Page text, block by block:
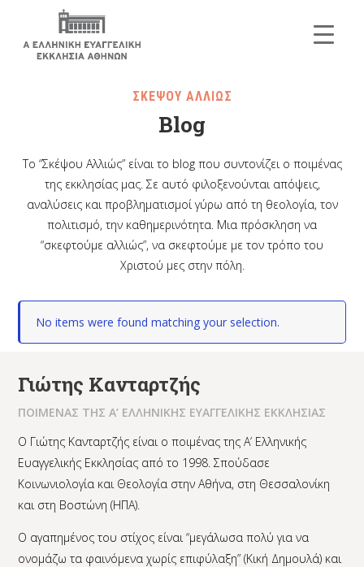
ΣΚΕΨΟΥ ΑΛΛΙΩΣ
Blog
Το “Σκέψου Αλλιώς” είναι το blog που συντονίζει ο ποιμένας
της εκκλησίας μας. Σε αυτό φιλοξενούνται απόψεις,
αναλύσεις και προβληματισμοί γύρω από τη θεολογία, τον
πολιτισμό, την καθημερινότητα. Μια πρόσκληση να
“σκεφτούμε αλλιώς”, να σκεφτούμε με τον τρόπο του
Χριστού μες στην πόλη.
No items were found matching your selection.
Γιώτης Κανταρτζής
ΠΟΙΜΕΝΑΣ ΤΗΣ Α’ ΕΛΛΗΝΙΚΗΣ ΕΥΑΓΓΕΛΙΚΗΣ ΕΚΚΛΗΣΙΑΣ
Ο Γιώτης Κανταρτζής είναι ο ποιμένας της Α’ Ελληνικής
Ευαγγελικής Εκκλησίας από το 1998. Σπούδασε
Κοινωνιολογία και Θεολογία στην Αθήνα, στη Θεσσαλονίκη
και στη Βοστώνη (ΗΠΑ).
Ο αγαπημένος του στίχος είναι “μεγάλωσα πολύ για να
ονομάζω τα φαινόμενα χωρίς επιφύλαξη” (Κική Δημουλά) και